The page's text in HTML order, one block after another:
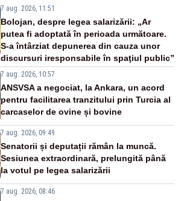
7 aug. 2026, 11:51
Bolojan, despre legea salarizării: „Ar
putea fi adoptată în perioada următoare.
S-a întârziat depunerea din cauza unor
discursuri iresponsabile în spaţiul public”
7 aug. 2026, 10:57
ANSVSA a negociat, la Ankara, un acord
pentru facilitarea tranzitului prin Turcia al
carcaselor de ovine și bovine
7 aug. 2026, 09:49
Senatorii și deputații rămân la muncă.
Sesiunea extraordinară, prelungită până
la votul pe legea salarizării
7 aug. 2026, 08:46